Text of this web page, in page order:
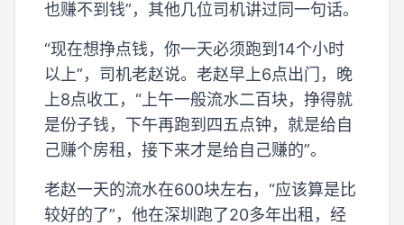
也赚不到钱”，其他几位司机讲过同一句话。
“现在想挣点钱，你一天必须跑到14个小时
以上”，司机老赵说。老赵早上6点出门，晚
上8点收工，“上午一般流水二百块，挣得就
是份子钱，下午再跑到四五点钟，就是给自
己赚个房租，接下来才是给自己赚的”。
老赵一天的流水在600块左右，“应该算是比
较好的了”，他在深圳跑了20多年出租，经